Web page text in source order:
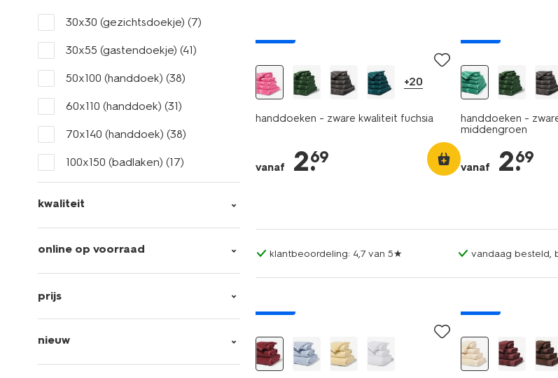
30x30 (gezichtsdoekje) (7)
30x55 (gastendoekje) (41)
50x100 (handdoek) (38)
60x110 (handdoek) (31)
70x140 (handdoek) (38)
100x150 (badlaken) (17)
kwaliteit
online op voorraad
prijs
nieuw
+20
handdoeken - zware kwaliteit fuchsia
vanaf 2.
69
handdoeken -
middengroen
vanaf 2.
69
klantbeoordeling: 4,7 van 5★ vandaag besteld,